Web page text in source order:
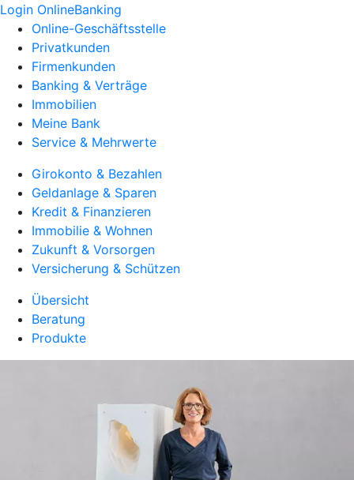
Login OnlineBanking
Online-Geschäftsstelle
Privatkunden
Firmenkunden
Banking & Verträge
Immobilien
Meine Bank
Service & Mehrwerte
Girokonto & Bezahlen
Geldanlage & Sparen
Kredit & Finanzieren
Immobilie & Wohnen
Zukunft & Vorsorgen
Versicherung & Schützen
Übersicht
Beratung
Produkte